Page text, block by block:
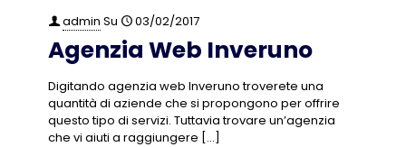
admin Su 03/02/2017
Agenzia Web Inveruno
Digitando agenzia web Inveruno troverete una
quantità di aziende che si propongono per offrire
questo tipo di servizi. Tuttavia trovare un’agenzia
che vi aiuti a raggiungere […]